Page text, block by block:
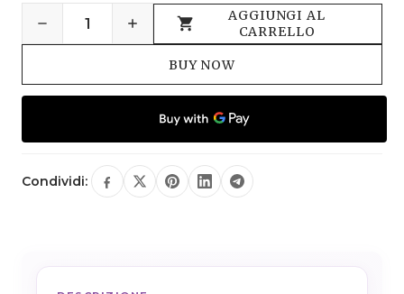
AGGIUNGI AL
CARRELLO
BUY NOW
Condividi: